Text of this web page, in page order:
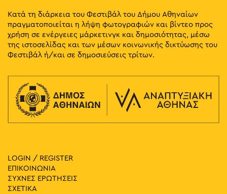
Κατά τη διάρκεια του Φεστιβάλ του Δήμου Αθηναίων
πραγματοποιείται η λήψη φωτογραφιών και βίντεο προς
χρήση σε ενέργειες μάρκετινγκ και δημοσιότητας, μέσω
της ιστοσελίδας και των μέσων κοινωνικής δικτύωσης του
Φεστιβάλ ή/και σε δημοσιεύσεις τρίτων.
LOGIN / REGISTER
ΕΠΙΚΟΙΝΩΝΙΑ
ΣΥΧΝΕΣ ΕΡΩΤΗΣΕΙΣ
ΣΧΕΤΙΚΑ